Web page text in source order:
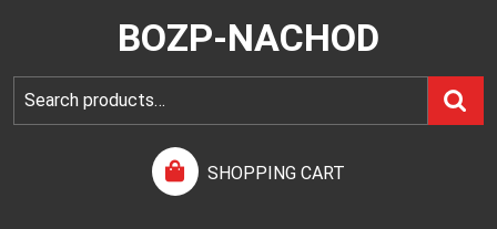
BOZP-NACHOD
SHOPPING CART